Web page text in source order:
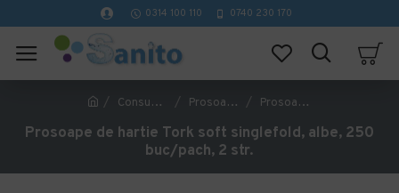
0314 100 110 0740 230 170
Consumabile hartie Prosoape de hartie pliate Prosoape de hartie Tork soft singlefold, albe, 250 buc/pach, 2 str.
Prosoape de hartie Tork soft singlefold, albe, 250
buc/pach, 2 str.